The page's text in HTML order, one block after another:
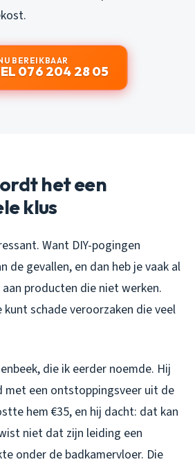
BEREIKBAAR
076 204 28 05
het een
klus
Want DIY-pogingen
de gevallen, en dan heb je vaak al
producten die niet werken.
kunt schade veroorzaken die veel
die ik eerder noemde. Hij
met een ontstoppingsveer uit de
hem €35, en hij dacht: dat kan
niet dat zijn leiding een
onder de badkamervloer. Die